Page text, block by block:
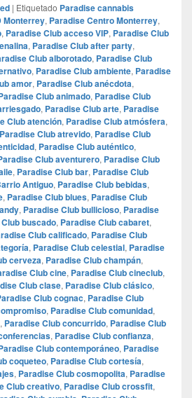
| Etiquetado Paradise cannabis
Monterrey, Paradise Centro Monterrey,
, Paradise Club acceso VIP, Paradise Club
, Paradise Club after party,
Club alborotado, Paradise Club
, Paradise Club ambiente, Paradise
amor, Paradise Club anécdota,
Club animado, Paradise Club
, Paradise Club arte, Paradise
Club atención, Paradise Club atmósfera,
Paradise Club atrevido, Paradise Club
, Paradise Club auténtico,
Club aventurero, Paradise Club
, Paradise Club bar, Paradise Club
Antiguo, Paradise Club bebidas,
, Paradise Club blues, Paradise Club
, Paradise Club bullicioso, Paradise
buscado, Paradise Club cabaret,
Club calificado, Paradise Club
, Paradise Club celestial, Paradise
cerveza, Paradise Club champán,
Club cine, Paradise Club cineclub,
Club clase, Paradise Club clásico,
Club cognac, Paradise Club
, Paradise Club comunidad,
, Paradise Club concurrido, Paradise Club
, Paradise Club confianza,
Club contemporáneo, Paradise
coqueteo, Paradise Club cortesía,
, Paradise Club cosmopolita, Paradise
Club creativo, Paradise Club crossfit,